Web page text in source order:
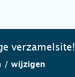
verzamelsite!
/ wijzigen